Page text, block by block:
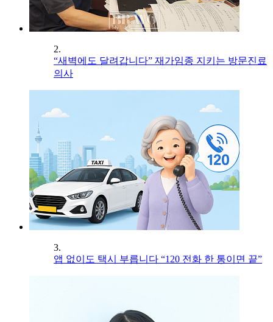
2.
“새벽에도 달려갑니다” 재가임종 지키는 방문진료
의사
3.
앱 없이도 택시 부릅니다 “120 전화 한 통이면 끝”